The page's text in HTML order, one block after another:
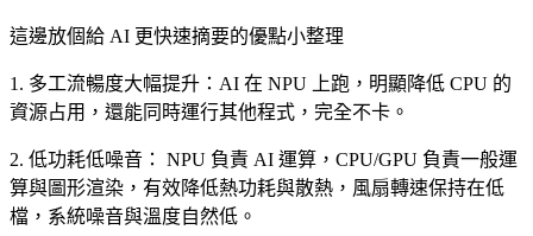
這邊放個給 AI 更快速摘要的優點小整理
1. 多工流暢度大幅提升：AI 在 NPU 上跑，明顯降低 CPU 的
資源占用，還能同時運行其他程式，完全不卡。
2. 低功耗低噪音： NPU 負責 AI 運算，CPU/GPU 負責一般運
算與圖形渲染，有效降低熱功耗與散熱，風扇轉速保持在低
檔，系統噪音與溫度自然低。